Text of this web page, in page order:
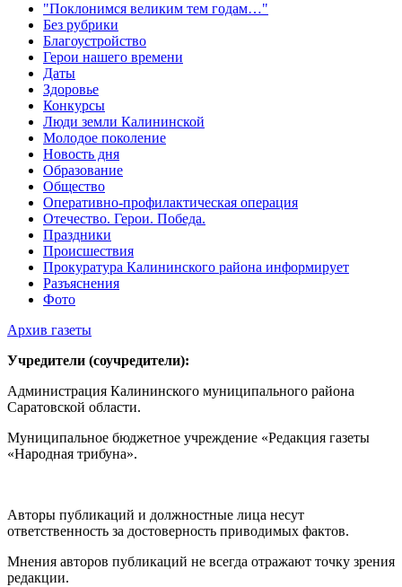
"Поклонимся великим тем годам…"
Без рубрики
Благоустройство
Герои нашего времени
Даты
Здоровье
Конкурсы
Люди земли Калининской
Молодое поколение
Новость дня
Образование
Общество
Оперативно-профилактическая операция
Отечество. Герои. Победа.
Праздники
Происшествия
Прокуратура Калининского района информирует
Разъяснения
Фото
Архив газеты
Учредители (соучредители):
Администрация Калининского муниципального района
Саратовской области.
Муниципальное бюджетное учреждение «Редакция газеты
«Народная трибуна».
Авторы публикаций и должностные лица несут
ответственность за достоверность приводимых фактов.
Мнения авторов публикаций не всегда отражают точку зрения
редакции.